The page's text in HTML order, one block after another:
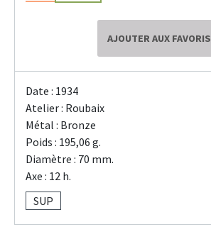
AJOUTER AUX FAVORIS
Date : 1934
Atelier : Roubaix
Métal : Bronze
Poids : 195,06 g.
Diamètre : 70 mm.
Axe : 12 h.
SUP